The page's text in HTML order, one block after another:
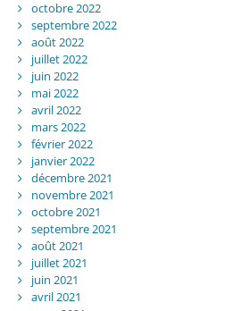
octobre 2022
septembre 2022
août 2022
juillet 2022
juin 2022
mai 2022
avril 2022
mars 2022
février 2022
janvier 2022
décembre 2021
novembre 2021
octobre 2021
septembre 2021
août 2021
juillet 2021
juin 2021
avril 2021